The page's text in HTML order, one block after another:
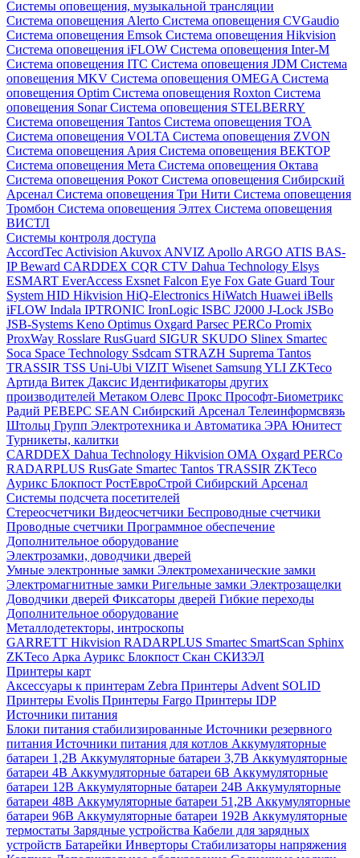
Системы оповещения, музыкальной трансляции
Система оповещения Alerto Система оповещения CVGaudio
Система оповещения Emsok Система оповещения Hikvision
Система оповещения iFLOW Система оповещения Inter-M
Система оповещения ITC Система оповещения JDM Система
оповещения MKV Система оповещения OMEGA Система
оповещения Optim Система оповещения Roxton Система
оповещения SonarСистема оповещения STELBERRY
Система оповещения Tantos Система оповещения TOA
Система оповещения VOLTA Система оповещения ZVON
Система оповещения Ария Система оповещения ВЕКТОР
Система оповещения Мета Система оповещения Октава
Система оповещения Рокот Система оповещения Сибирский
Арсенал Система оповещения Три Нити Система оповещения
Тромбон Система оповещения Элтех Система оповещения
ВИСТЛ
Системы контроля доступа
AccordTec Activision Akuvox ANVIZ Apollo ARGO ATIS BAS-
IPBeward CARDDEX CQR CTV Dahua Technology Elsys
ESMART EverAccess Exsnet Falcon Eye Fox Gate Guard Tour
System HID Hikvision HiQ-Electronics HiWatch Huawei iBells
iFLOW Indala IPTRONIC IronLogic ISBC J2000 J-Lock JSBo
JSB-Systems Keno Optimus Oxgard Parsec PERCo Promix
ProxWay Rosslare RusGuard SIGUR SKUDO Slinex Smartec
Soca Space Technology Ssdcam STRAZH Suprema Tantos
TRASSIR TSS Uni-Ubi VIZIT Wisenet SamsungYLI ZKTeco
Артида Витек Даксис Идентификаторы других
производителей Метаком Олевс Прокс Прософт-Биометрикс
Радий РЕВЕРС SEAN Сибирский Арсенал Телеинформсвязь
Штольц Групп Электротехника и Автоматика ЭРА Юнитест
Турникеты, калитки
CARDDEX Dahua Technology Hikvision ОМА Oxgard PERCo
RADARPLUS RusGate Smartec Tantos TRASSIR ZKTeco
Аурикс Блокпост РостЕвроСтрой Сибирский Арсенал
Системы подсчета посетителей
Стереосчетчики Видеосчетчики Беспроводные счетчики
Проводные счетчики Программное обеспечение
Дополнительное оборудование
Электрозамки, доводчики дверей
Умные электронные замки Электромеханические замки
Электромагнитные замки Ригельные замки Электрозащелки
Доводчики дверей Фиксаторы дверей Гибкие переходы
Дополнительное оборудование
Металлодетекторы, интроскопы
GARRETT Hikvision RADARPLUS Smartec SmartScan Sphinx
ZKTeco Арка Аурикс Блокпост Скан СКИЗЭЛ
Принтеры карт
Аксессуары к принтерам Zebra Принтеры Advent SOLID
Принтеры Evolis Принтеры Fargo Принтеры IDP
Источники питания
Блоки питания стабилизированные Источники резервного
питания Источники питания для котлов Аккумуляторные
батареи 1,2В Аккумуляторные батареи 3,7В Аккумуляторные
батареи 4В Аккумуляторные батареи 6В Аккумуляторные
батареи 12В Аккумуляторные батареи 24В Аккумуляторные
батареи 48В Аккумуляторные батареи 51,2В Аккумуляторные
батареи 96В Аккумуляторные батареи 192В Аккумуляторные
термостаты Зарядные устройства Кабели для зарядных
устройств Батарейки Инверторы Стабилизаторы напряжения